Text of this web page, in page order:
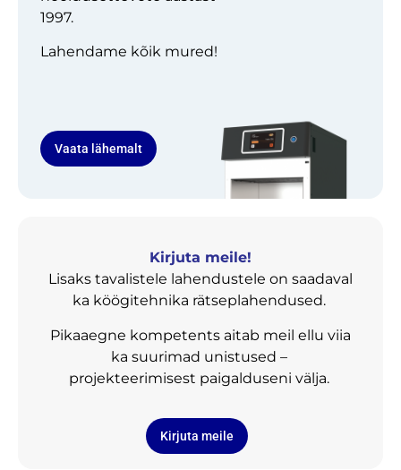
1997.
Lahendame kõik mured!
Vaata lähemalt
Kirjuta meile!
Lisaks tavalistele lahendustele on saadaval
ka köögitehnika rätseplahendused.
Pikaaegne kompetents aitab meil ellu viia
ka suurimad unistused –
projekteerimisest paigalduseni välja.
Kirjuta meile